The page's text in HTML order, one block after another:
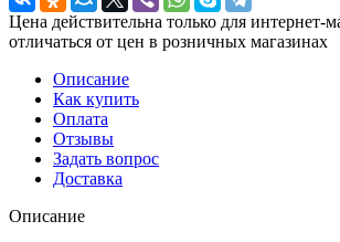
Цена действительна только для интернет-
отличаться от цен в розничных магазинах
Описание
Как купить
Оплата
Отзывы
Задать вопрос
Доставка
Описание